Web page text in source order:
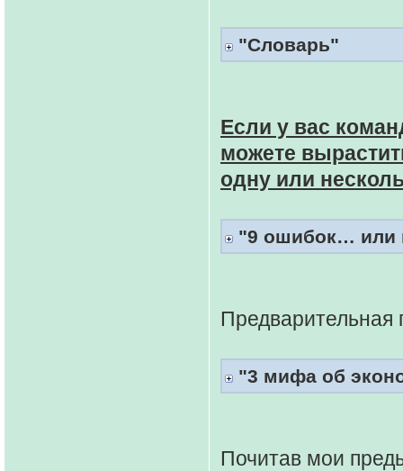
"Словарь"
Если у вас
можете
одну или
"9 ошибок… или
Предварительная
"3 мифа об
Почитав мои